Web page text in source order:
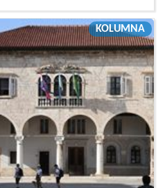
KOLUMNA